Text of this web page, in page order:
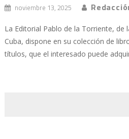
noviembre 13, 2025
La Editorial Pablo de la Torriente, de
Cuba, dispone en su colección de
títulos, que el interesado puede